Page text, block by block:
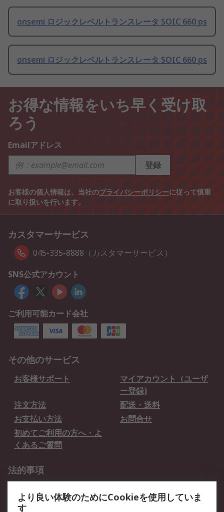
onsemi ロジックレベルトランスレータ SOIC 660 ps
onsemi ロジックレベルトランスレータ SOIC 660 ps
お得な情報をいち早く受け取
ろう
Emailアドレス
登録
お客様の個人情報は、当社のプライバシーポリシーに従って慎重
に取り扱いを行います。
カスタマーサービス
045-335-8888（カスタマーサービス）
SNS公式アカウント
ご利用可能カード会社
その他のサービス
お客様サポート
マイアカウント（ユーザ
ー登録)
注文方法
配送・送料
お支払い方法
お問合せ
初めてご利用の方へ・よ
くあるご質問
法的事項
クッキーポリシー
より良い体験のためにCookieを使用していま
す